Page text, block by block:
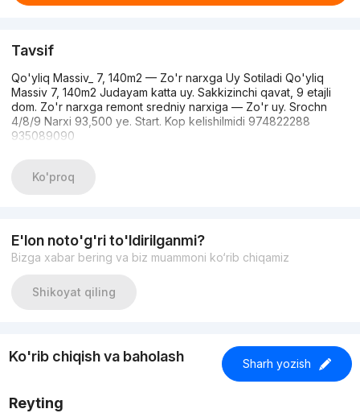
Tavsif
Qo'yliq Massiv_ 7, 140m2 — Zo'r narxga Uy Sotiladi Qo'yliq
Massiv 7, 140m2 Judayam katta uy. Sakkizinchi qavat, 9 etajli
dom. Zo'r narxga remont sredniy narxiga — Zo'r uy. Srochn
4/8/9 Narxi 93,500 ye. Start. Kop kelishilmidi 974822288
935089090
Ko'proq
E'lon noto'g'ri to'ldirilganmi?
Bizga xabar bering va biz muammoni ko‘rib chiqamiz
Shikoyat qiling
Ko'rib chiqish va baholash Sharh yozish
Reyting